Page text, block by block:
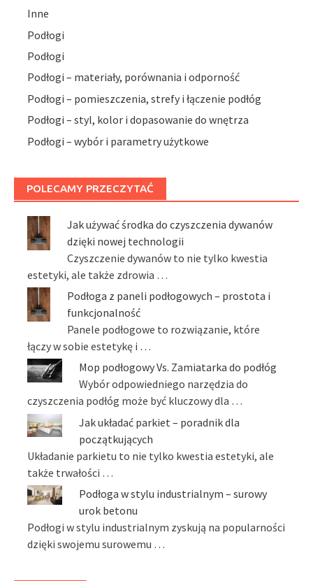
Inne
Podłogi
Podłogi
Podłogi – materiały, porównania i odporność
Podłogi – pomieszczenia, strefy i łączenie podłóg
Podłogi – styl, kolor i dopasowanie do wnętrza
Podłogi – wybór i parametry użytkowe
POLECAMY PRZECZYTAĆ
Jak używać środka do czyszczenia dywanów
dzięki nowej technologii
Czyszczenie dywanów to nie tylko kwestia
estetyki, ale także zdrowia …
Podłoga z paneli podłogowych – prostota i
funkcjonalność
Panele podłogowe to rozwiązanie, które
łączy w sobie estetykę i …
Mop podłogowy Vs. Zamiatarka do podłóg
Wybór odpowiedniego narzędzia do
czyszczenia podłóg może być kluczowy dla …
Jak układać parkiet – poradnik dla
początkujących
Układanie parkietu to nie tylko kwestia estetyki, ale
także trwałości …
Podłoga w stylu industrialnym – surowy
urok betonu
Podłogi w stylu industrialnym zyskują na popularności
dzięki swojemu surowemu …